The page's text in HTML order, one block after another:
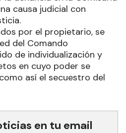
causa judicial con
por el propietario, se
del Comando
de individualización y
en cuyo poder se
así el secuestro del
en tu email